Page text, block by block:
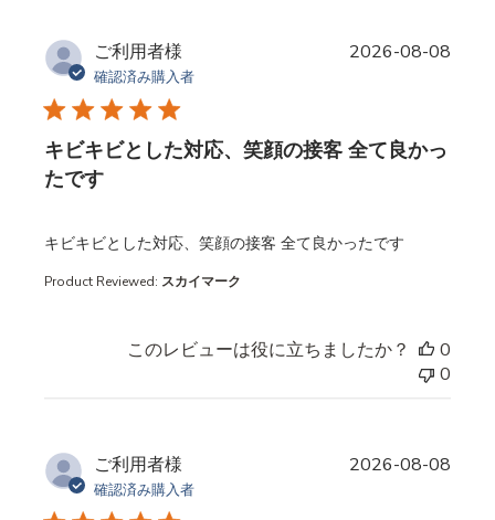
ご利用者様
確認済み購入者
キビキビとした対応、笑顔の接客 全て良かっ
たです
キビキビとした対応、笑顔の接客 全て良かったです
read more about review content
Product Reviewed: スカイマーク
2026-08-08
このレビューは役に立ちましたか？
0
0
ご利用者様
確認済み購入者
2026-08-08